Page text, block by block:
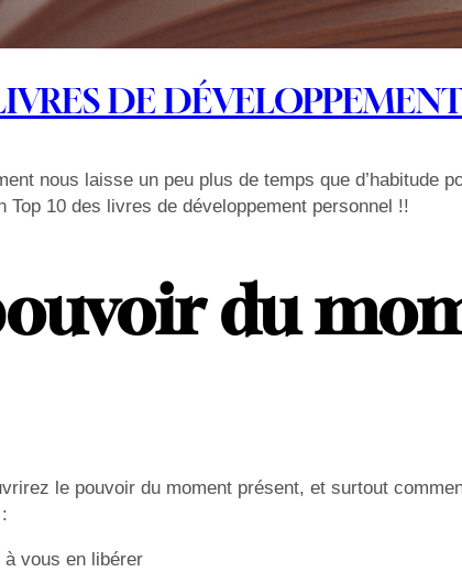
DE
nous laisse un peu plus de temps que
Top 10 des livres de développement personnel !!
du
le pouvoir du moment présent, et surtout
vous en libérer